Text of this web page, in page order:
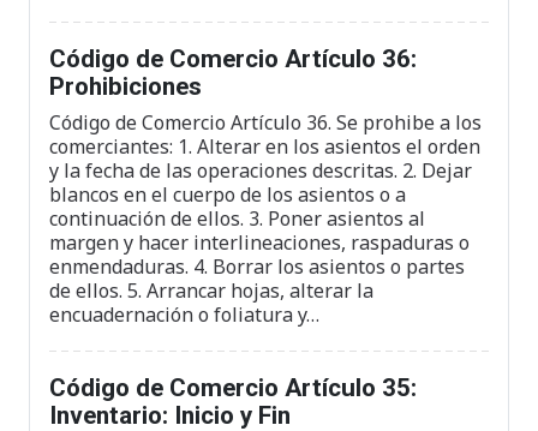
Código de Comercio Artículo 36:
Prohibiciones
Código de Comercio Artículo 36. Se prohibe a los
comerciantes: 1. Alterar en los asientos el orden
y la fecha de las operaciones descritas. 2. Dejar
blancos en el cuerpo de los asientos o a
continuación de ellos. 3. Poner asientos al
margen y hacer interlineaciones, raspaduras o
enmendaduras. 4. Borrar los asientos o partes
de ellos. 5. Arrancar hojas, alterar la
encuadernación o foliatura y…
Código de Comercio Artículo 35:
Inventario: Inicio y Fin